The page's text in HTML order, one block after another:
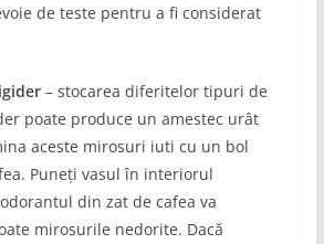
de teste pentru a fi considerat
– stocarea diferitelor tipuri de
poate produce un amestec urât
aceste mirosuri iuti cu un bol
Puneți vasul în interiorul
din zat de cafea va
mirosurile nedorite. Dacă